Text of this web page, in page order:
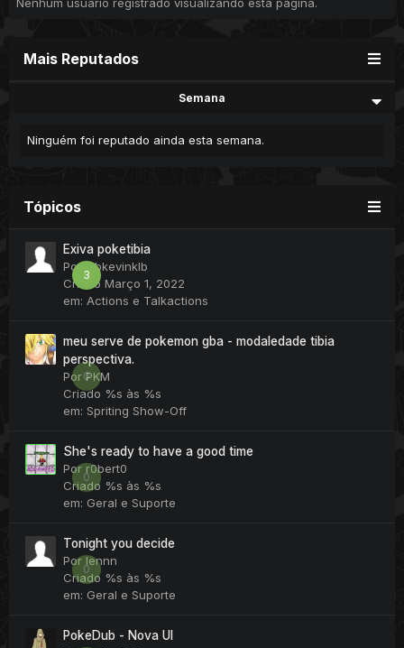
Nenhum usuário registrado visualizando esta página.
Mais Reputados
Semana
Ninguém foi reputado ainda esta semana.
Tópicos
3
Exiva poketibia
Por klbkevinklb
Criado Março 1, 2022
em: Actions e Talkactions
0
meu serve de pokemon gba - modaledade tibia
perspectiva.
PorPKM
Criado %s às %s
em: Spriting Show-Off
0
She's ready to have a good time
Por r0bert0
Criado %s às %s
em: Geral e Suporte
0
Tonight you decide
Por lennn
Criado %s às %s
em: Geral e Suporte
PokeDub - Nova UI